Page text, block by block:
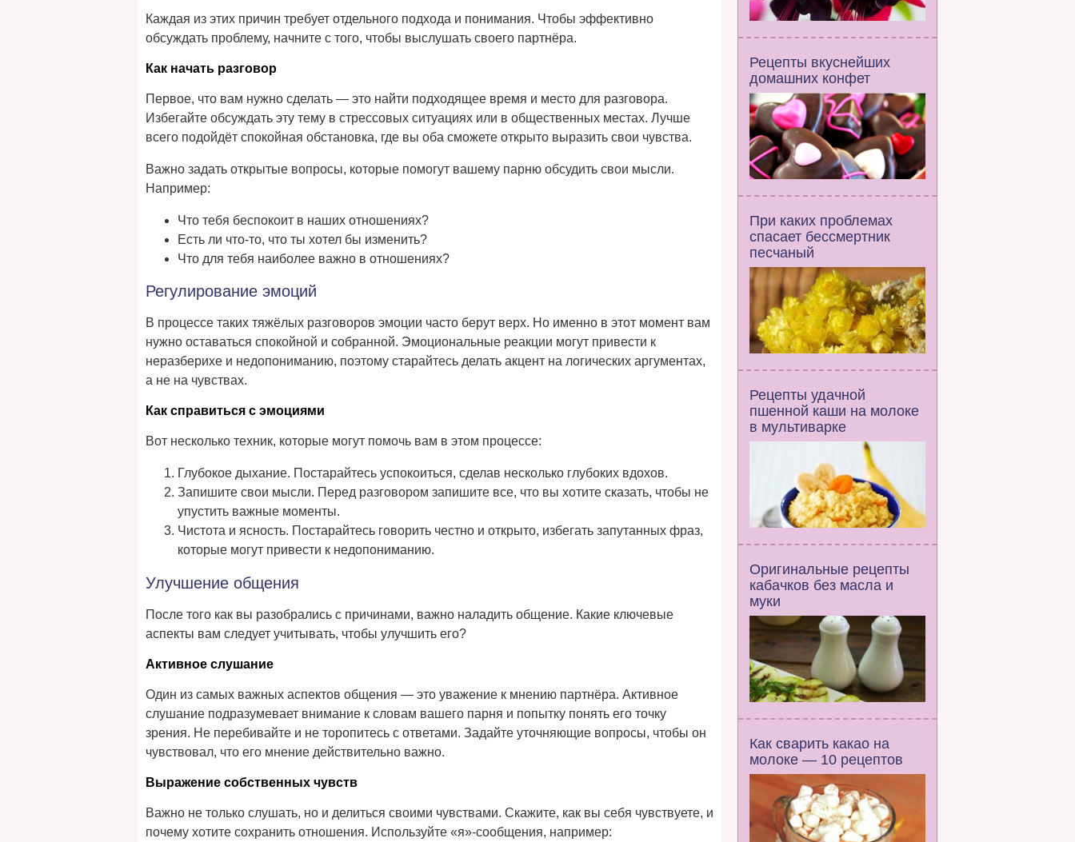
Рецепты вкуснейших
домашних конфет
При каких проблемах
спасает бессмертник
песчаный
Рецепты удачной
пшенной каши на молоке
в мультиварке
Оригинальные рецепты
кабачков без масла и
муки
Как сварить какао на
молоке — 10 рецептов
Каждая из этих причин требует отдельного подхода и понимания. Чтобы эффективно
обсуждать проблему, начните с того, чтобы выслушать своего партнёра.
Как начать разговор
Первое, что вам нужно сделать — это найти подходящее время и место для разговора.
Избегайте обсуждать эту тему в стрессовых ситуациях или в общественных местах. Лучше
всего подойдёт спокойная обстановка, где вы оба сможете открыто выразить свои чувства.
Важно задать открытые вопросы, которые помогут вашему парню обсудить свои мысли.
Например:
Что тебя беспокоит в наших отношениях?
Есть ли что-то, что ты хотел бы изменить?
Что для тебя наиболее важно в отношениях?
Регулирование эмоций
В процессе таких тяжёлых разговоров эмоции часто берут верх. Но именно в этот момент вам
нужно оставаться спокойной и собранной. Эмоциональные реакции могут привести к
неразберихе и недопониманию, поэтому старайтесь делать акцент на логических аргументах,
а не на чувствах.
Как справиться с эмоциями
Вот несколько техник, которые могут помочь вам в этом процессе:
Глубокое дыхание. Постарайтесь успокоиться, сделав несколько глубоких вдохов.
Запишите свои мысли. Перед разговором запишите все, что вы хотите сказать, чтобы не
упустить важные моменты.
Чистота и ясность. Постарайтесь говорить честно и открыто, избегать запутанных фраз,
которые могут привести к недопониманию.
Улучшение общения
После того как вы разобрались с причинами, важно наладить общение. Какие ключевые
аспекты вам следует учитывать, чтобы улучшить его?
Активное слушание
Один из самых важных аспектов общения — это уважение к мнению партнёра. Активное
слушание подразумевает внимание к словам вашего парня и попытку понять его точку
зрения. Не перебивайте и не торопитесь с ответами. Задайте уточняющие вопросы, чтобы он
чувствовал, что его мнение действительно важно.
Выражение собственных чувств
Важно не только слушать, но и делиться своими чувствами. Скажите, как вы себя чувствуете, и
почему хотите сохранить отношения. Используйте «я»-сообщения, например: